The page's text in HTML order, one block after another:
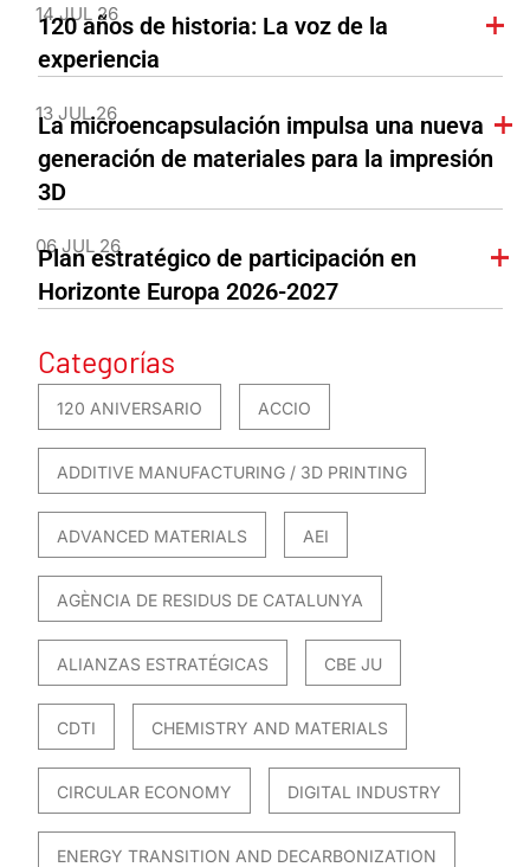
14 JUL 26
120 años de historia: La voz de la
experiencia
13 JUL 26
La microencapsulación impulsa una nueva
generación de materiales para la impresión
3D
06 JUL 26
Plan estratégico de participación en
Horizonte Europa 2026-2027
Categorías
120 ANIVERSARIO ACCIO
ADDITIVE MANUFACTURING / 3D PRINTING
ADVANCED MATERIALS AEI
AGÈNCIA DE RESIDUS DE CATALUNYA
ALIANZAS ESTRATÉGICAS CBE JU
CDTI CHEMISTRY AND MATERIALS
CIRCULAR ECONOMY DIGITAL INDUSTRY
ENERGY TRANSITION AND DECARBONIZATION